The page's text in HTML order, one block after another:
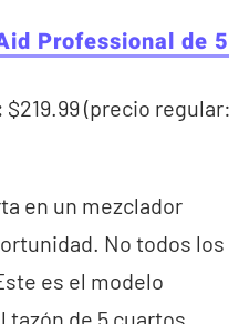
Professional de 5
$219.99 (precio regular:
en un mezclador
No todos los
es el modelo
de 5 cuartos.